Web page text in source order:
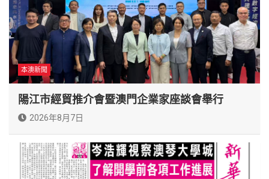
本澳新聞
陽江市經貿推介會暨澳門企業家座談會舉行
2026年8月7日